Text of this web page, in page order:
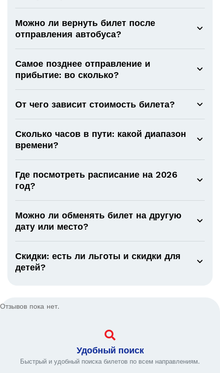
Можно ли вернуть билет после
отправления автобуса?
Самое позднее отправление и
прибытие: во сколько?
От чего зависит стоимость билета?
Сколько часов в пути: какой диапазон
времени?
Где посмотреть расписание на 2026
год?
Можно ли обменять билет на другую
дату или место?
Скидки: есть ли льготы и скидки для
детей?
Отзывов пока нет.
Удобный поиск
Быстрый и удобный поиска билетов по всем направлениям.